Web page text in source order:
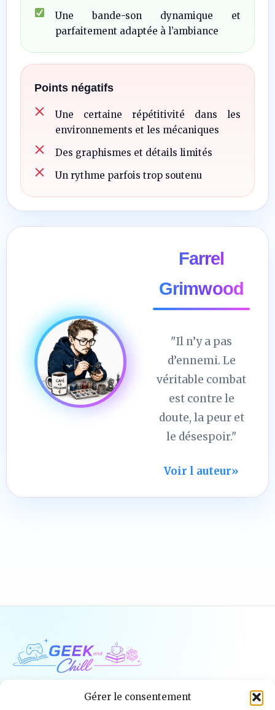
Gérer le consentement
Une bande-son dynamique et
parfaitement adaptée à l’ambiance
Points négatifs
Une certaine répétitivité dans les
environnements et les mécaniques
Des graphismes et détails limités
Un rythme parfois trop soutenu
Farrel
Grimwood
"Il n’y a pas
d’ennemi. Le
véritable combat
est contre le
doute, la peur et
le désespoir."
Voir l auteur»